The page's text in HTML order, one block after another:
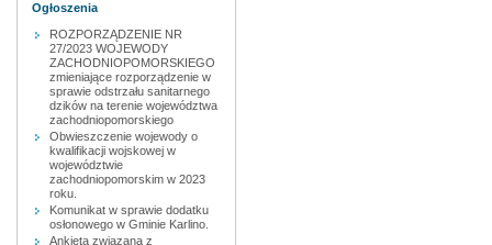
Ogłoszenia
ROZPORZĄDZENIE NR
27/2023 WOJEWODY
ZACHODNIOPOMORSKIEGO
zmieniające rozporządzenie w
sprawie odstrzału sanitarnego
dzików na terenie województwa
zachodniopomorskiego
Obwieszczenie wojewody o
kwalifikacji wojskowej w
województwie
zachodniopomorskim w 2023
roku.
Komunikat w sprawie dodatku
osłonowego w Gminie Karlino.
Ankieta związana z